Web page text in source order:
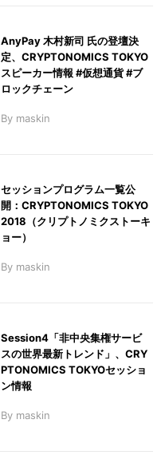
AnyPay 木村新司 氏の登壇決
定、CRYPTONOMICS TOKYO
スピーカー情報 #仮想通貨 #ブ
ロックチェーン
By maskin
セッションプログラム一覧公
開：CRYPTONOMICS TOKYO
2018（クリプトノミクストーキ
ョー）
By maskin
Session4「非中央集権サービ
スの世界最新トレンド」、CRY
PTONOMICS TOKYOセッショ
ン情報
By maskin